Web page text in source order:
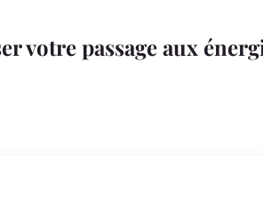
votre passage aux